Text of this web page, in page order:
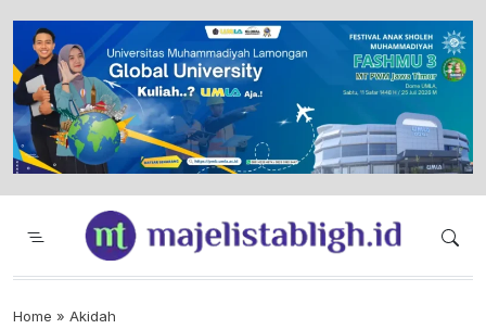
Majelis Tabligh Muhammadiyah
Syiar Dakwah Islam Berkemajuan dan
Home » Akidah